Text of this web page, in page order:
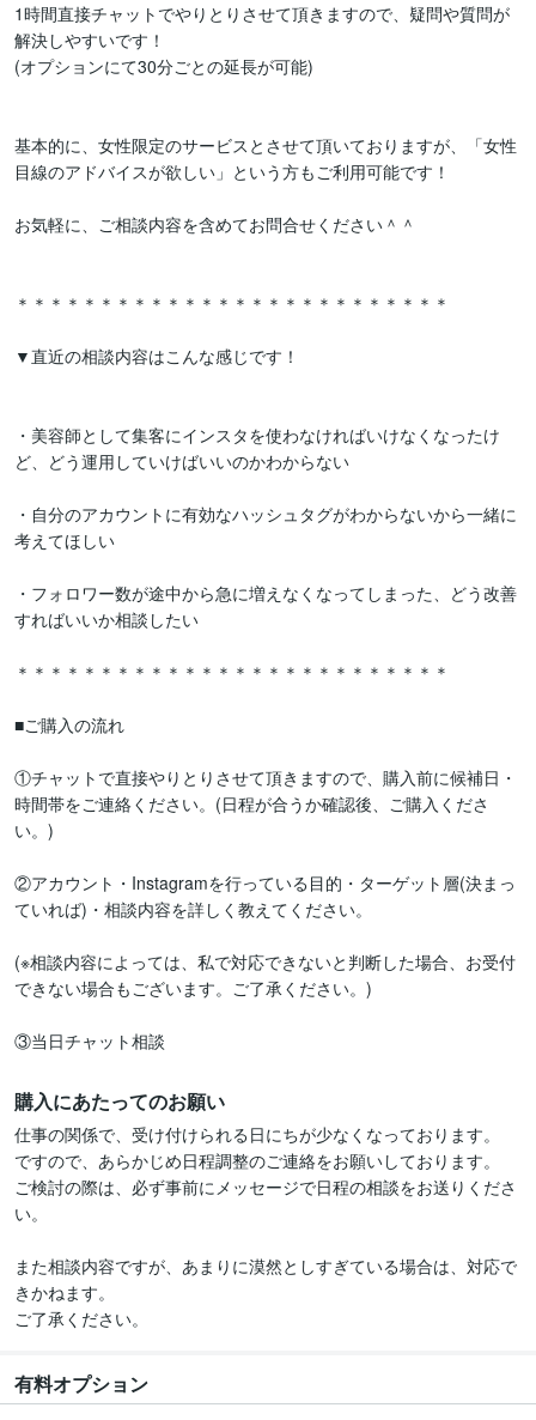
1時間直接チャットでやりとりさせて頂きますので、疑問や質問が
解決しやすいです！
(オプションにて30分ごとの延長が可能)
基本的に、女性限定のサービスとさせて頂いておりますが、「女性
目線のアドバイスが欲しい」という方もご利用可能です！
お気軽に、ご相談内容を含めてお問合せください＾＾
＊＊＊＊＊＊＊＊＊＊＊＊＊＊＊＊＊＊＊＊＊＊＊＊＊＊
▼直近の相談内容はこんな感じです！
・美容師として集客にインスタを使わなければいけなくなったけ
ど、どう運用していけばいいのかわからない
・自分のアカウントに有効なハッシュタグがわからないから一緒に
考えてほしい
・フォロワー数が途中から急に増えなくなってしまった、どう改善
すればいいか相談したい
＊＊＊＊＊＊＊＊＊＊＊＊＊＊＊＊＊＊＊＊＊＊＊＊＊＊
■ご購入の流れ
①チャットで直接やりとりさせて頂きますので、購入前に候補日・
時間帯をご連絡ください。(日程が合うか確認後、ご購入くださ
い。)
②アカウント・Instagramを行っている目的・ターゲット層(決まっ
ていれば)・相談内容を詳しく教えてください。
(※相談内容によっては、私で対応できないと判断した場合、お受付
できない場合もございます。ご了承ください。)
購入にあたってのお願い
仕事の関係で、受け付けられる日にちが少なくなっております。
ですので、あらかじめ日程調整のご連絡をお願いしております。
ご検討の際は、必ず事前にメッセージで日程の相談をお送りくださ
い。
また相談内容ですが、あまりに漠然としすぎている場合は、対応で
きかねます。
ご了承ください。
有料オプション